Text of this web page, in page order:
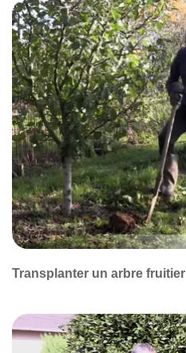
Transplanter un arbre fruitier